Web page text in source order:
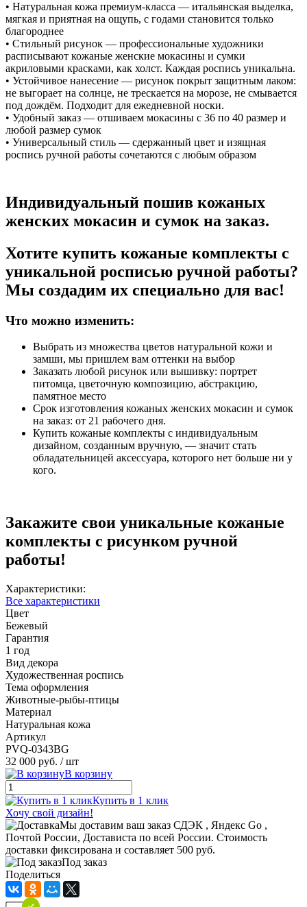
• Натуральная кожа премиум-класса — итальянская выделка,
мягкая и приятная на ощупь, с годами становится только
благороднее
• Стильный рисунок — профессиональные художники
расписывают кожаные женские мокасины и сумки
акриловыми красками, как холст. Каждая роспись уникальна.
• Устойчивое нанесение — рисунок покрыт защитным лаком:
не выгорает на солнце, не трескается на морозе, не смывается
под дождём. Подходит для ежедневной носки.
• Удобный заказ — отшиваем мокасины с 36 по 40 размер и
любой размер сумок
• Универсальный стиль — сдержанный цвет и изящная
роспись ручной работы сочетаются с любым образом
Индивидуальный пошив кожаных
женских мокасин и сумок на заказ.
Хотите купить кожаные комплекты с
уникальной росписью ручной работы?
Мы создадим их специально для вас!
Что можно изменить:
Выбрать из множества цветов натуральной кожи и
замши, мы пришлем вам оттенки на выбор
Заказать любой рисунок или вышивку: портрет
питомца, цветочную композицию, абстракцию,
памятное место
Срок изготовления кожаных женских мокасин и сумок
на заказ: от 21 рабочего дня.
Купить кожаные комплекты с индивидуальным
дизайном, созданным вручную, — значит стать
обладательницей аксессуара, которого нет больше ни у
кого.
Закажите свои уникальные кожаные
комплекты с рисунком ручной
работы!
Характеристики:
Все характеристики
Цвет
Бежевый
Гарантия
1 год
Вид декора
Художественная роспись
Тема оформления
Животные-рыбы-птицы
Материал
Натуральная кожа
Артикул
PVQ-0343BG
32 000 руб. / шт
В корзину
Купить в 1 клик
Хочу свой дизайн!
Мы доставим ваш заказ СДЭК , Яндекс Go ,
Почтой России, Достависта по всей России. Стоимость
доставки фиксирована и составляет 500 руб.
Под заказ
Поделиться